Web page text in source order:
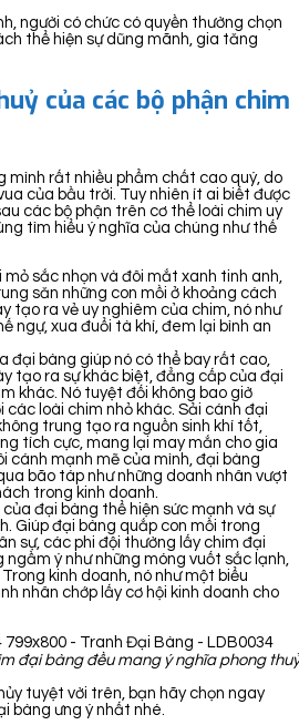
người có chức có quyền thường chọn
thể hiện sự dũng mãnh, gia tăng
của các bộ phận chim
mình rất nhiều phẩm chất cao quý, do
của bầu trời. Tuy nhiên ít ai biết được
các bộ phận trên cơ thể loài chim uy
tìm hiểu ý nghĩa của chúng như thế
sắc nhọn và đôi mắt xanh tinh anh,
săn những con mồi ở khoảng cách
tạo ra vẻ uy nghiêm của chim, nó như
ngự, xua đuổi tà khí, đem lại bình an
đại bàng giúp nó có thể bay rất cao,
tạo ra sự khác biệt, đẳng cấp của đại
khác. Nó tuyệt đối không bao giờ
các loài chim nhỏ khác. Sải cánh đại
trung tạo ra nguồn sinh khí tốt,
tích cực, mang lại may mắn cho gia
cánh mạnh mẽ của mình, đại bàng
bão táp như những doanh nhân vượt
trong kinh doanh.
của đại bàng thể hiện sức mạnh và sự
Giúp đại bàng quắp con mồi trong
sự, các phi đội thường lấy chim đại
ngầm ý như những móng vuốt sắc lạnh,
kinh doanh, nó như một biểu
nhân chớp lấy cơ hội kinh doanh cho
đại bàng đều mang ý nghĩa phong
tuyệt vời trên, bạn hãy chọn ngay
bàng ưng ý nhất nhé.